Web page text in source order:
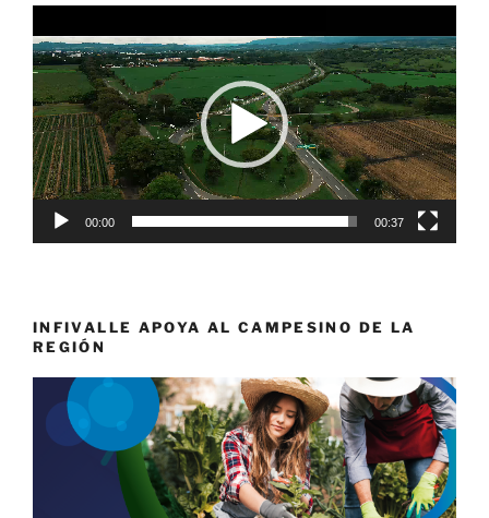
de
vídeo
00:00 00:37
INFIVALLE APOYA AL CAMPESINO DE LA
REGIÓN